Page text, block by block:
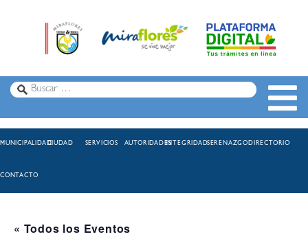
MUNICIPALIDADCIUDAD SERVICIOS AUTORIDADESINTEGRIDADSERENAZGODIRECTORIO
CONTACTO
« Todos los Eventos